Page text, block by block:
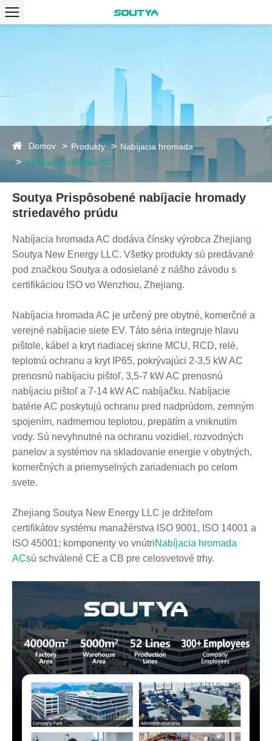
Domov Produkty
Nabíjacia hromada
Nabíjacia hromada AC
Soutya Prispôsobené nabíjacie hromady
striedavého prúdu
Nabíjacia hromada AC dodáva čínsky výrobca Zhejiang
Soutya New Energy LLC. Všetky produkty sú predávané
pod značkou Soutya a odosielané z nášho závodu s
certifikáciou ISO vo Wenzhou, Zhejiang.
Nabíjacia hromada AC je určený pre obytné, komerčné a
verejné nabíjacie siete EV. Táto séria integruje hlavu
pištole, kábel a kryt riadiacej skrine MCU, RCD, relé,
teplotnú ochranu a kryt IP65, pokrývajúci 2-3,5 kW AC
prenosnú nabíjaciu pištoľ, 3,5-7 kW AC prenosnú
nabíjaciu pištoľ a 7-14 kW AC nabíjačku. Nabíjacie
batérie AC poskytujú ochranu pred nadprúdom, zemným
spojením, nadmernou teplotou, prepätím a vniknutím
vody. Sú nevyhnutné na ochranu vozidiel, rozvodných
panelov a systémov na skladovanie energie v obytných,
komerčných a priemyselných zariadeniach po celom
svete.
Zhejiang Soutya New Energy LLC je držiteľom
certifikátov systému manažérstva ISO 9001, ISO 14001 a
ISO 45001; komponenty vo vnútriNabíjacia hromada
ACsú schválené CE a CB pre celosvetové trhy.